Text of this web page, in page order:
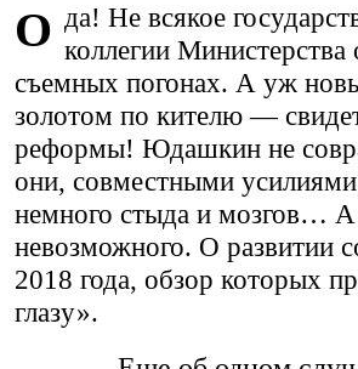
О да! Не всякое
коллегии
съемных погонах. А уж
золотом по кителю —
реформы! Юдашкин не
они, совместными
немного стыда и мозгов… А
невозможного. О развитии
2018 года, обзор которых
глазу».